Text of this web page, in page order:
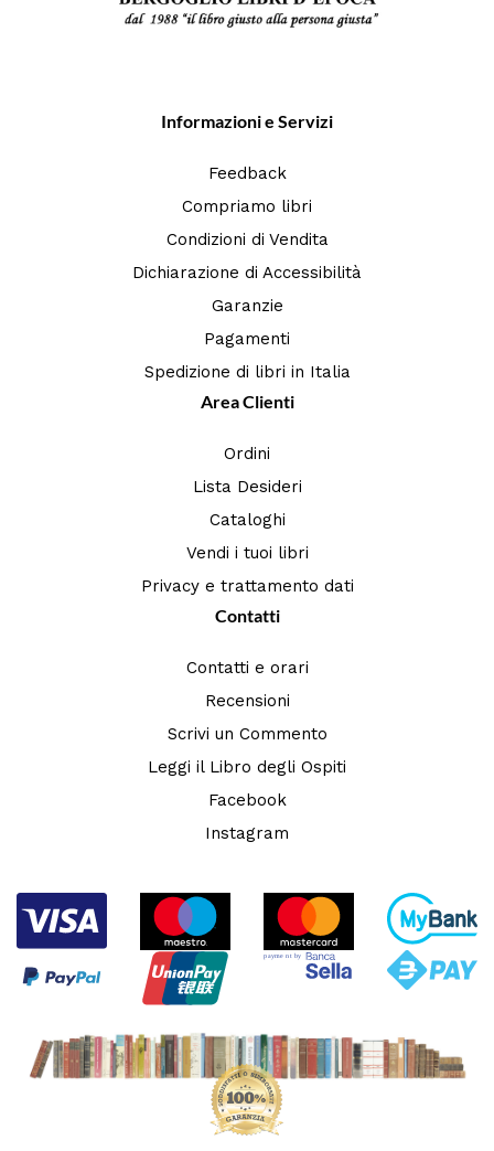
Informazioni e Servizi
Feedback
Compriamo libri
Condizioni di Vendita
Dichiarazione di Accessibilità
Garanzie
Pagamenti
Spedizione di libri in Italia
Area Clienti
Ordini
Lista Desideri
Cataloghi
Vendi i tuoi libri
Privacy e trattamento dati
Contatti
Contatti e orari
Recensioni
Scrivi un Commento
Leggi il Libro degli Ospiti
Facebook
Instagram